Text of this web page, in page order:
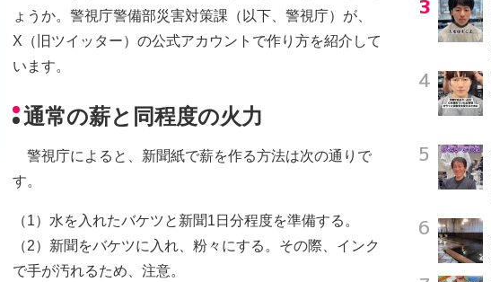
ょうか。警視庁警備部災害対策課（以下、警視庁）が、
X（旧ツイッター）の公式アカウントで作り方を紹介して
います。
通常の薪と同程度の火力
警視庁によると、新聞紙で薪を作る方法は次の通りで
す。
（1）水を入れたバケツと新聞1日分程度を準備する。
（2）新聞をバケツに入れ、粉々にする。その際、インク
で手が汚れるため、注意。